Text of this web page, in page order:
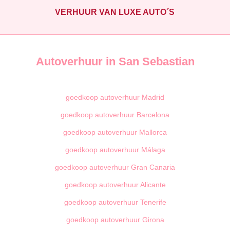
VERHUUR VAN LUXE AUTO´S
Autoverhuur in San Sebastian
goedkoop autoverhuur Madrid
goedkoop autoverhuur Barcelona
goedkoop autoverhuur Mallorca
goedkoop autoverhuur Málaga
goedkoop autoverhuur Gran Canaria
goedkoop autoverhuur Alicante
goedkoop autoverhuur Tenerife
goedkoop autoverhuur Girona